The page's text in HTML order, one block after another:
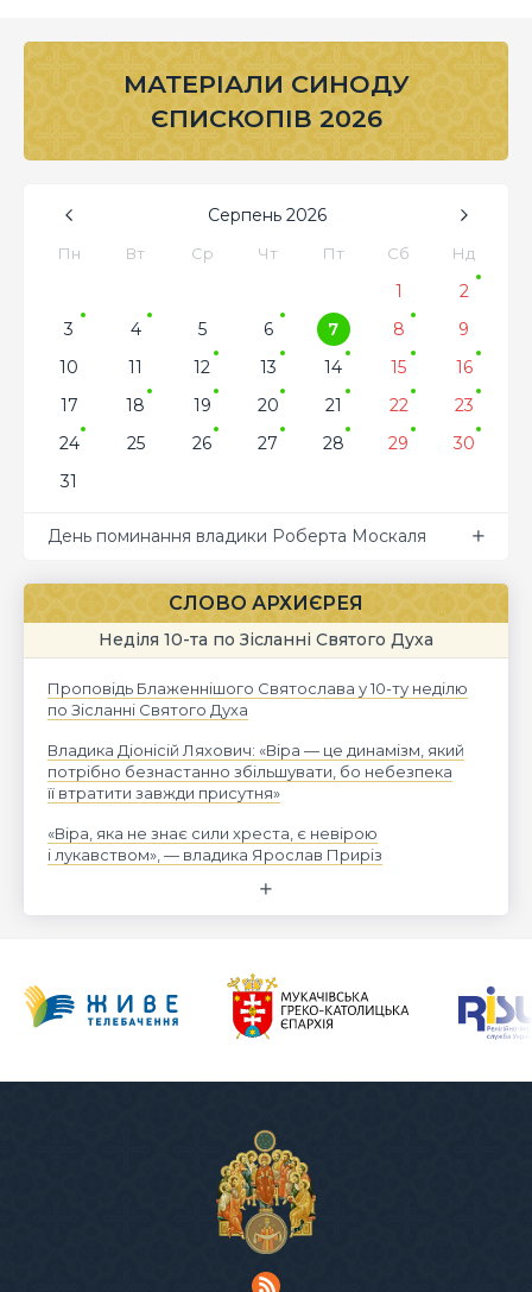
МАТЕРІАЛИ СИНОДУ
ЄПИСКОПІВ 2026
Серпень 2026
Пн Вт Ср Чт Пт Сб Нд
1
2
3
4 5 6 7 8
9
10
11 12 13 14 15
16
17
18 19 20 21 22
23
24
25 26 27 28 29
30
31
День поминання владики Роберта Москаля
СЛОВО АРХИЄРЕЯ
Неділя 10-та по Зісланні Святого Духа
Проповідь Блаженнішого Святослава у 10-ту неділю
по Зісланні Святого Духа
Владика Діонісій Ляхович: «Віра — це динамізм, який
потрібно безнастанно збільшувати, бо небезпека
її втратити завжди присутня»
«Віра, яка не знає сили хреста, є невірою
і лукавством», — владика Ярослав Приріз